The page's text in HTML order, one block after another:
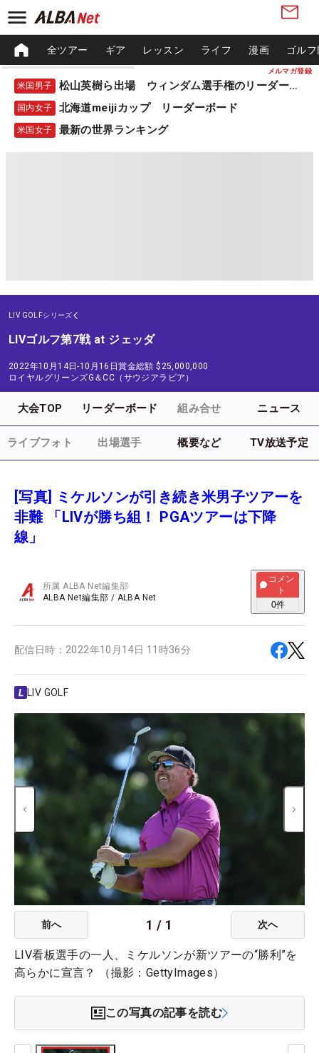
メルマガ登録
全ツアー ギア レッスン ライフ 漫画 ゴル
米国男子 松山英樹ら出場 ウィンダム選手権のリーダーボード
国内女子 北海道meijiカップ リーダーボード
米国女子 最新の世界ランキング
LIV GOLFシリーズ
LIVゴルフ第7戦 at ジェッダ
2022年10月14日-10月16日賞金総額 $25,000,000
ロイヤルグリーンズG＆CC（サウジアラビア）
大会TOP リーダーボード 組み合せ ニュース
ライブフォト 出場選手 概要など TV放送予定
[写真] ミケルソンが引き続き米男子ツアーを
非難 「LIVが勝ち組！ PGAツアーは下降
線」
所属ALBA Net編集部
ALBA Net編集部 / ALBA Net
コメン
ト
0件
配信日時： 2022年10月14日 11時36分
LIV GOLF
前へ 1 / 1 次へ
LIV看板選手の一人、ミケルソンが新ツアーの“勝利”を
高らかに宣言？ （撮影：GettyImages）
この写真の記事を読む